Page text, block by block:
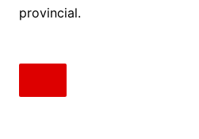
provincial.